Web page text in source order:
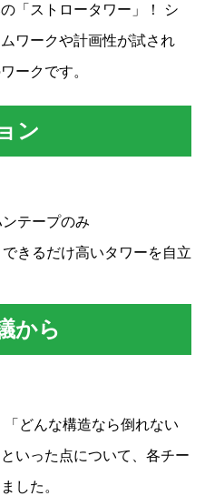
「ストロータワー」！ シ
ワークや計画性が試され
ークです。
ン
テープのみ
きるだけ高いタワーを自立
から
どんな構造なら倒れない
いった点について、各チー
した。